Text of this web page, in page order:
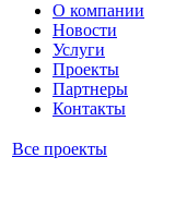
О компании
Новости
Услуги
Проекты
Партнеры
Контакты
Все проекты